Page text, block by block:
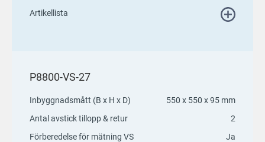
Artikellista
P8800-VS-27
Inbyggnadsmått (B x H x D)
550 x 550 x 95 mm
Antal avstick tillopp & retur
2
Förberedelse för mätning VS
Ja